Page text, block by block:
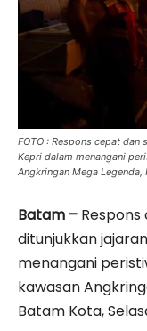
FOTO : Respons cepat
Kepri dalam menangani
Angkringan Mega
Batam –
ditunjukkan
menangani
kawasan
Batam Kota,